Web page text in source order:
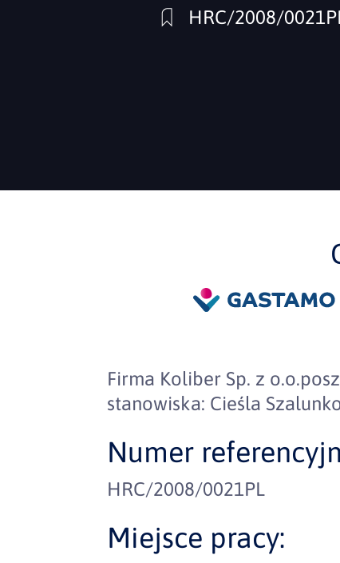
HRC/2008/
Firma Koliber Sp. z
stanowiska: Cieśla
Numer
HRC/2008/0021PL
Miejsce pracy: